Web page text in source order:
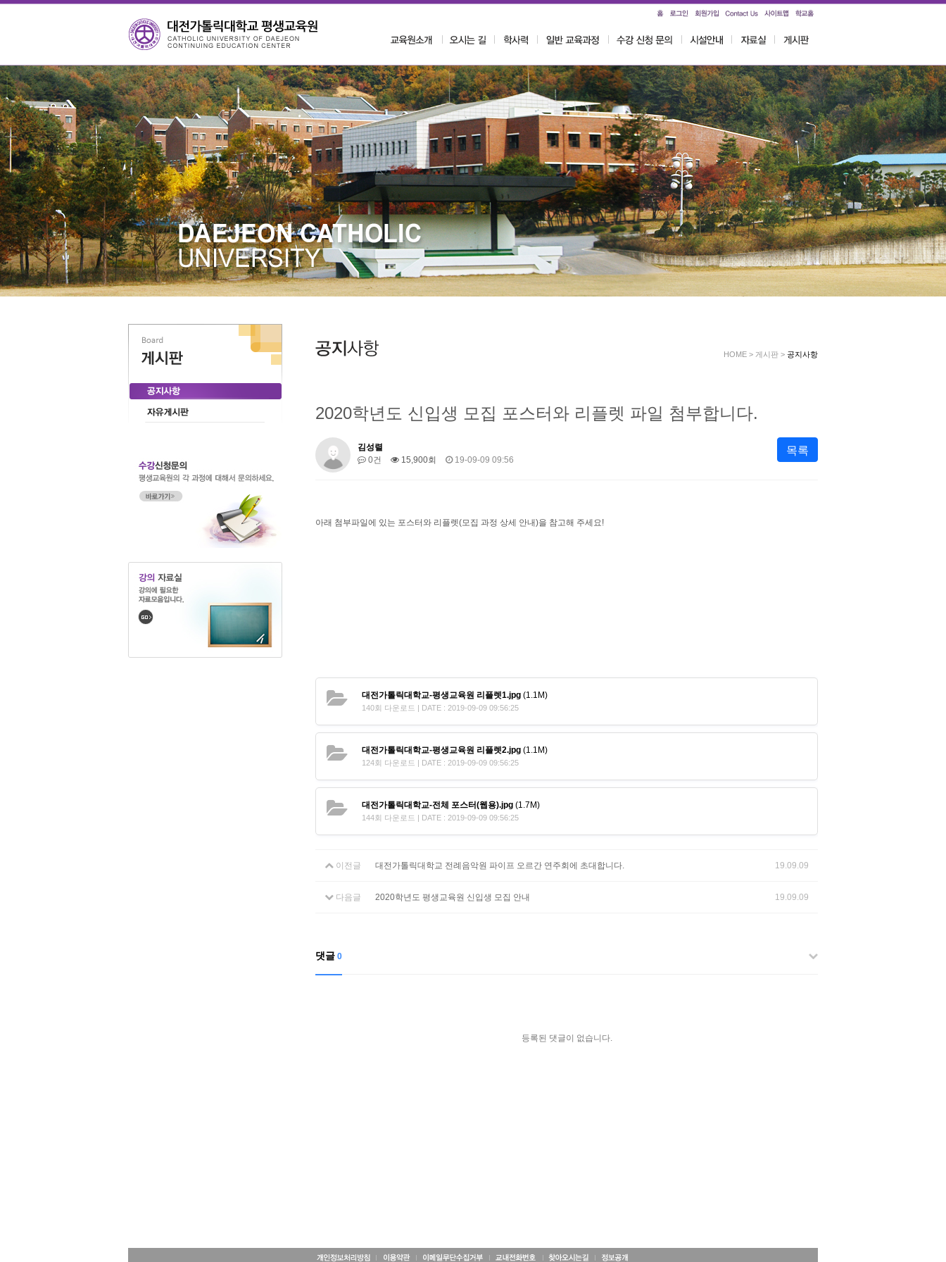
HOME > 게시판 > 공지사항
2020학년도 신입생 모집 포스터와 리플렛 파일 첨부합니다.
김성렬
0건
15,900회 19-09-09 09:56
목록
아래 첨부파일에 있는 포스터와 리플렛(모집 과정 상세 안내)을 참고해 주세요!
대전가톨릭대학교-평생교육원 리플렛1.jpg (1.1M)
140회 다운로드 | DATE : 2019-09-09 09:56:25
대전가톨릭대학교-평생교육원 리플렛2.jpg (1.1M)
124회 다운로드 | DATE : 2019-09-09 09:56:25
대전가톨릭대학교-전체 포스터(웹용).jpg (1.7M)
144회 다운로드 | DATE : 2019-09-09 09:56:25
이전글 대전가톨릭대학교 전례음악원 파이프 오르간 연주회에 초대합니다. 19.09.09
다음글 2020학년도 평생교육원 신입생 모집 안내 19.09.09
댓글 0
등록된 댓글이 없습니다.